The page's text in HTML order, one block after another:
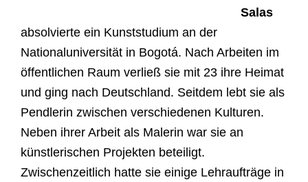
Salas
absolvierte ein Kunststudium an der
Nationaluniversität in Bogotá. Nach Arbeiten im
öffentlichen Raum verließ sie mit 23 ihre Heimat
und ging nach Deutschland. Seitdem lebt sie als
Pendlerin zwischen verschiedenen Kulturen.
Neben ihrer Arbeit als Malerin war sie an
künstlerischen Projekten beteiligt.
Zwischenzeitlich hatte sie einige Lehraufträge in